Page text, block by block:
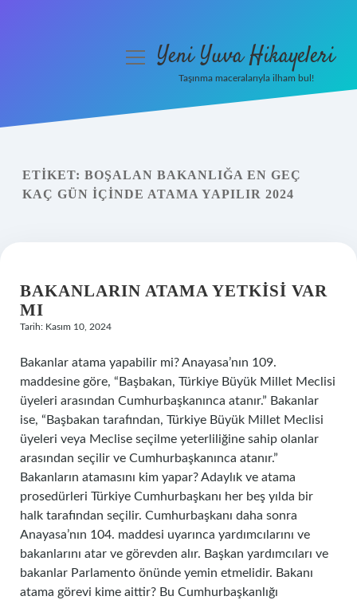
Yasal Uyarı
menüyüYeni Yuva Hikayeleri
Taşınma maceralarıyla ilham bul!
ETIKET: BOŞALAN BAKANLIĞA EN GEÇ
KAÇ GÜN IÇINDE ATAMA YAPILIR 2024
BAKANLARIN ATAMA YETKISI VAR
MI
Tarih: Kasım 10, 2024
Bakanlar atama yapabilir mi? Anayasa’nın 109.
maddesine göre, “Başbakan, Türkiye Büyük Millet Meclisi
üyeleri arasından Cumhurbaşkanınca atanır.” Bakanlar
ise, “Başbakan tarafından, Türkiye Büyük Millet Meclisi
üyeleri veya Meclise seçilme yeterliliğine sahip olanlar
arasından seçilir ve Cumhurbaşkanınca atanır.”
Bakanların atamasını kim yapar? Adaylık ve atama
prosedürleri Türkiye Cumhurbaşkanı her beş yılda bir
halk tarafından seçilir. Cumhurbaşkanı daha sonra
Anayasa’nın 104. maddesi uyarınca yardımcılarını ve
bakanlarını atar ve görevden alır. Başkan yardımcıları ve
bakanlar Parlamento önünde yemin etmelidir. Bakanı
atama görevi kime aittir? Bu Cumhurbaşkanlığı